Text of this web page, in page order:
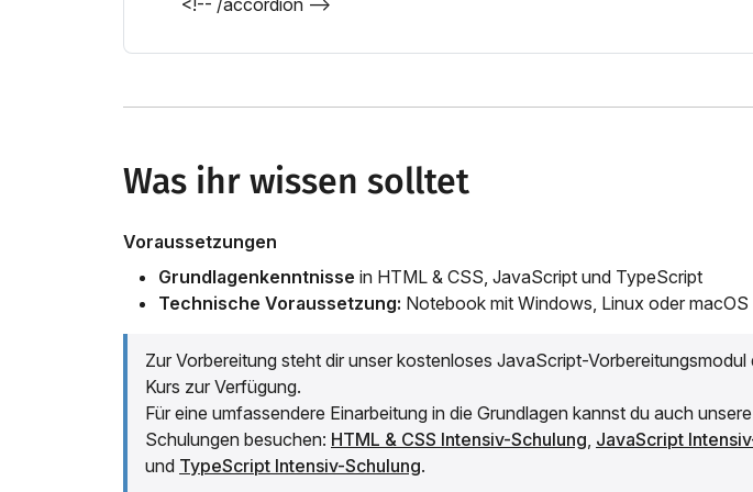
<!-- /accordion -->
Was ihr wissen solltet
Voraussetzungen
Grundlagenkenntnisse in HTML & CSS, JavaScript und TypeScript
Technische Voraussetzung: Notebook mit Windows, Linux oder macOS
Zur Vorbereitung steht dir unser kostenloses JavaScript-Vorbereitungsmodul
Kurs zur Verfügung.
Für eine umfassendere Einarbeitung in die Grundlagen kannst du auch
Schulungen besuchen: HTML & CSS Intensiv-Schulung, JavaScript
und TypeScript Intensiv-Schulung.